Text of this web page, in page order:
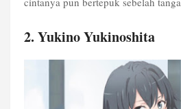
2. Yukino Yukinoshita